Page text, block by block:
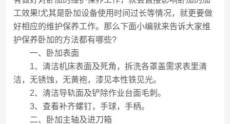
工效果!尤其是卧加设备使用时间过长等情况，就更要做
好相应的维护保养工作。那么下面小编就来告诉大家维
护保养卧加的方法都有哪些?
一、卧加表面
1、清洁机床表面及死角，拆洗各罩盖需求表里清
洁，无锈蚀，无黄袍，漆见本性铁见光。
2、清洁导轨面及铲除作业台面毛刺。
3、查看补齐螺钉，手球，手柄。
二、卧加主轴及进刀箱